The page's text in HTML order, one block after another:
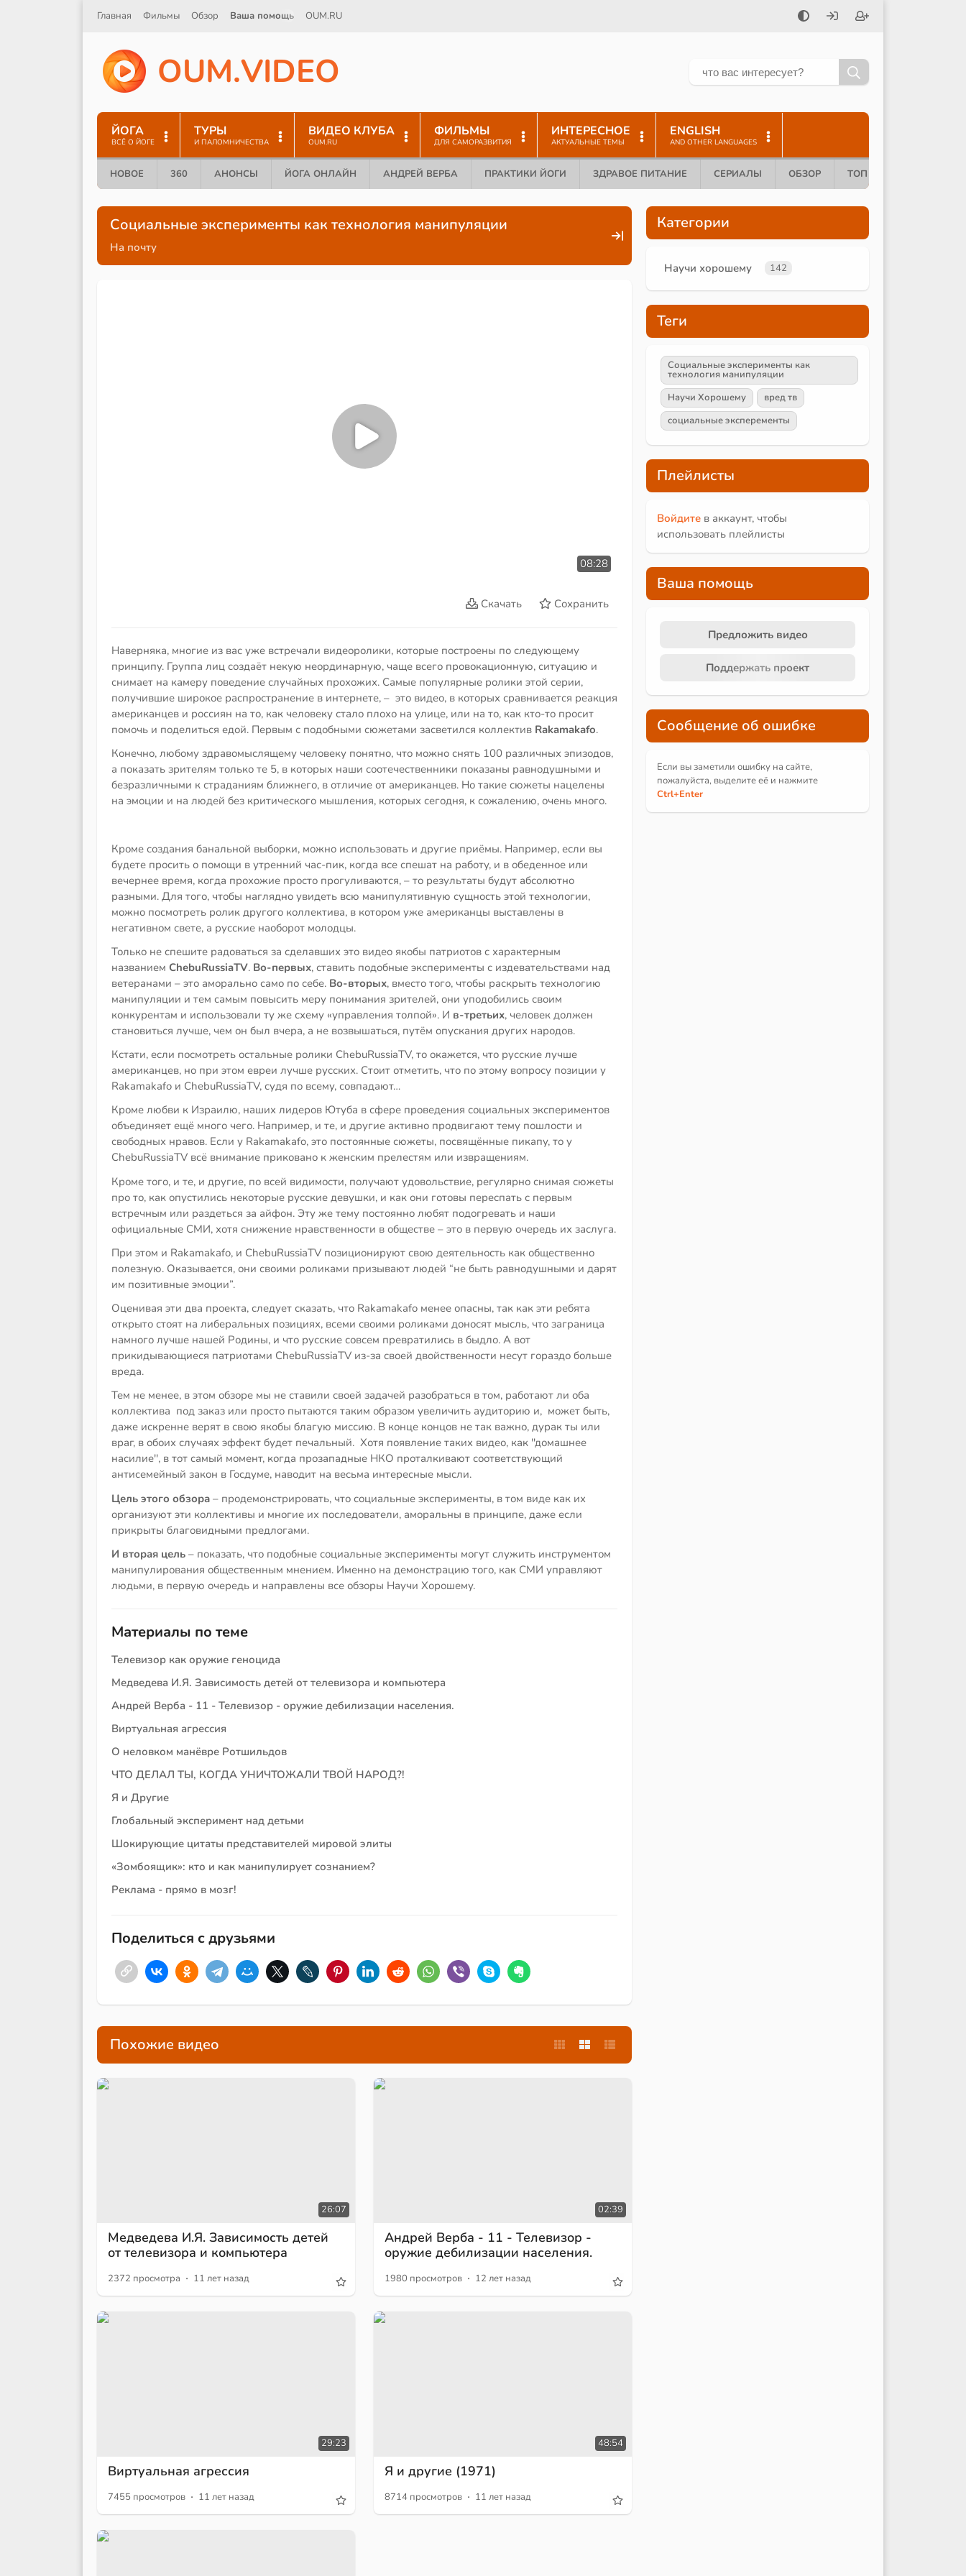
Главная Фильмы Обзор Ваша помощь OUM.RU
OUM.VIDEO
ЙОГА
ВСЁ О ЙОГЕ
ТУРЫ
И ПАЛОМНИЧЕСТВА
ВИДЕО КЛУБА
OUM.RU
ФИЛЬМЫ
ДЛЯ САМОРАЗВИТИЯ
ИНТЕРЕСНОЕ
АКТУАЛЬНЫЕ ТЕМЫ
ENGLISH
AND OTHER LANGUAGES
НОВОЕ 360 АНОНСЫ ЙОГА ОНЛАЙН АНДРЕЙ ВЕРБА ПРАКТИКИ ЙОГИ ЗДРАВОЕ ПИТАНИЕ СЕРИАЛЫ ОБЗОР ТОП 10
Социальные эксперименты как технология манипуляции
На почту
08:28
Скачать Сохранить
Наверняка, многие из вас уже встречали видеоролики, которые построены по следующему
принципу. Группа лиц создаёт некую неординарную, чаще всего провокационную, ситуацию и
снимает на камеру поведение случайных прохожих. Самые популярные ролики этой серии,
получившие широкое распространение в интернете, – это видео, в которых сравнивается реакция
американцев и россиян на то, как человеку стало плохо на улице, или на то, как кто-то просит
помочь и поделиться едой. Первым с подобными сюжетами засветился коллектив Rakamakafo.
Конечно, любому здравомыслящему человеку понятно, что можно снять 100 различных эпизодов,
а показать зрителям только те 5, в которых наши соотечественники показаны равнодушными и
безразличными к страданиям ближнего, в отличие от американцев. Но такие сюжеты нацелены
на эмоции и на людей без критического мышления, которых сегодня, к сожалению, очень много.
Кроме создания банальной выборки, можно использовать и другие приёмы. Например, если вы
будете просить о помощи в утренний час-пик, когда все спешат на работу, и в обеденное или
вечернее время, когда прохожие просто прогуливаются, – то результаты будут абсолютно
разными. Для того, чтобы наглядно увидеть всю манипулятивную сущность этой технологии,
можно посмотреть ролик другого коллектива, в котором уже американцы выставлены в
негативном свете, а русские наоборот молодцы.
Только не спешите радоваться за сделавших это видео якобы патриотов с характерным
названием ChebuRussiaTV. Во-первых, ставить подобные эксперименты с издевательствами над
ветеранами – это аморально само по себе. Во-вторых, вместо того, чтобы раскрыть технологию
манипуляции и тем самым повысить меру понимания зрителей, они уподобились своим
конкурентам и использовали ту же схему «управления толпой». И в-третьих, человек должен
становиться лучше, чем он был вчера, а не возвышаться, путём опускания других народов.
Кстати, если посмотреть остальные ролики ChebuRussiaTV, то окажется, что русские лучше
американцев, но при этом евреи лучше русских. Стоит отметить, что по этому вопросу позиции у
Rakamakafo и ChebuRussiaTV, судя по всему, совпадают…
Кроме любви к Израилю, наших лидеров Ютуба в сфере проведения социальных экспериментов
объединяет ещё много чего. Например, и те, и другие активно продвигают тему пошлости и
свободных нравов. Если у Rakamakafo, это постоянные сюжеты, посвящённые пикапу, то у
ChebuRussiaTV всё внимание приковано к женским прелестям или извращениям.
Кроме того, и те, и другие, по всей видимости, получают удовольствие, регулярно снимая сюжеты
про то, как опустились некоторые русские девушки, и как они готовы переспать с первым
встречным или раздеться за айфон. Эту же тему постоянно любят подогревать и наши
официальные СМИ, хотя снижение нравственности в обществе – это в первую очередь их заслуга.
При этом и Rakamakafo, и ChebuRussiaTV позиционируют свою деятельность как общественно
полезную. Оказывается, они своими роликами призывают людей “не быть равнодушными и дарят
им позитивные эмоции”.
Оценивая эти два проекта, следует сказать, что Rakamakafo менее опасны, так как эти ребята
открыто стоят на либеральных позициях, всеми своими роликами доносят мысль, что заграница
намного лучше нашей Родины, и что русские совсем превратились в быдло. А вот
прикидывающиеся патриотами ChebuRussiaTV из-за своей двойственности несут гораздо больше
вреда.
Тем не менее, в этом обзоре мы не ставили своей задачей разобраться в том, работают ли оба
коллектива под заказ или просто пытаются таким образом увеличить аудиторию и, может быть,
даже искренне верят в свою якобы благую миссию. В конце концов не так важно, дурак ты или
враг, в обоих случаях эффект будет печальный. Хотя появление таких видео, как ''домашнее
насилие'', в тот самый момент, когда прозападные НКО проталкивают соответствующий
антисемейный закон в Госдуме, наводит на весьма интересные мысли.
Цель этого обзора – продемонстрировать, что социальные эксперименты, в том виде как их
организуют эти коллективы и многие их последователи, аморальны в принципе, даже если
прикрыты благовидными предлогами.
И вторая цель – показать, что подобные социальные эксперименты могут служить инструментом
манипулирования общественным мнением. Именно на демонстрацию того, как СМИ управляют
людьми, в первую очередь и направлены все обзоры Научи Хорошему.
Материалы по теме
Телевизор как оружие геноцида
Медведева И.Я. Зависимость детей от телевизора и компьютера
Андрей Верба - 11 - Телевизор - оружие дебилизации населения.
Виртуальная агрессия
О неловком манёвре Ротшильдов
ЧТО ДЕЛАЛ ТЫ, КОГДА УНИЧТОЖАЛИ ТВОЙ НАРОД?!
Я и Другие
Глобальный эксперимент над детьми
Шокирующие цитаты представителей мировой элиты
«Зомбоящик»: кто и как манипулирует сознанием?
Реклама - прямо в мозг!
Поделиться с друзьями
Похожие видео
26:07
Медведева И.Я. Зависимость детей
от телевизора и компьютера
2372 просмотра · 11 лет назад
02:39
Андрей Верба - 11 - Телевизор -
оружие дебилизации населения.
1980 просмотров · 12 лет назад
29:23
Виртуальная агрессия
7455 просмотров · 11 лет назад
48:54
Я и другие (1971)
8714 просмотров · 11 лет назад
Категории
Научи хорошему 142
Теги
Социальные эксперименты как
технология манипуляции
Научи Хорошему
вред тв
социальные эксперементы
Плейлисты
Войдите в аккаунт, чтобы
использовать плейлисты
Ваша помощь
Предложить видео
Поддержать проект
Сообщение об ошибке
Если вы заметили ошибку на сайте,
пожалуйста, выделите её и нажмите
Ctrl+Enter